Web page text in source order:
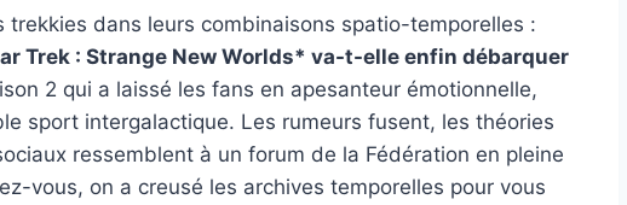
dans leurs combinaisons spatio-temporelles :
Trek : Strange New Worlds* va-t-elle enfin débarquer
2 qui a laissé les fans en apesanteur émotionnelle,
sport intergalactique. Les rumeurs fusent, les théories
ressemblent à un forum de la Fédération en pleine
vous, on a creusé les archives temporelles pour vous